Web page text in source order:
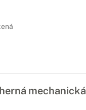
mechanická